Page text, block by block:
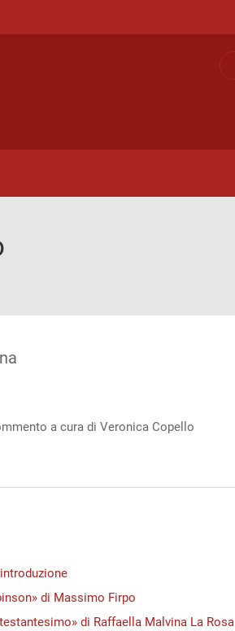
a cura di Veronica Copello
di Massimo Firpo
di Raffaella Malvina La Rosa